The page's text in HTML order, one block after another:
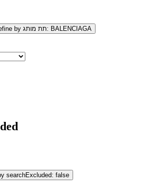
Refine by תת מותג: BALENCIAGA
searchExcluded: false